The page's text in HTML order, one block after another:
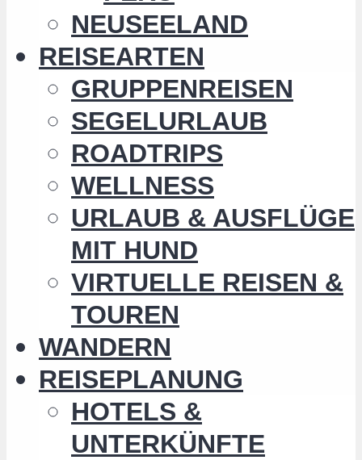
NEUSEELAND
REISEARTEN
GRUPPENREISEN
SEGELURLAUB
ROADTRIPS
WELLNESS
URLAUB & AUSFLÜGE
MIT HUND
VIRTUELLE REISEN &
TOUREN
WANDERN
REISEPLANUNG
HOTELS &
UNTERKÜNFTE